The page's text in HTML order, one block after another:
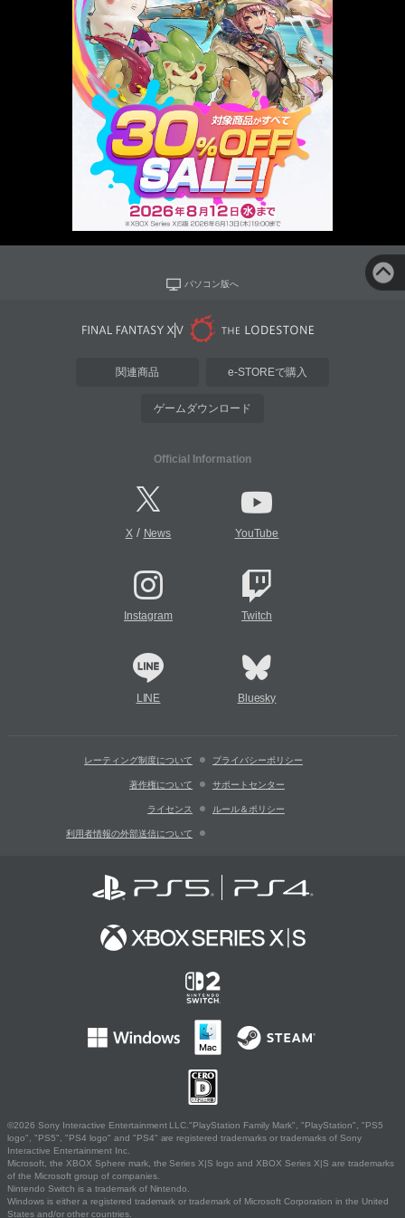
パソコン版へ
関連商品 e-STOREで購入
ゲームダウンロード
Official Information
X/ News YouTube
Instagram Twitch
LINE Bluesky
レーティング制度について プライバシーポリシー
著作権について サポートセンター
ライセンス ルール＆ポリシー
利用者情報の外部送信について
©2026 Sony Interactive Entertainment LLC."PlayStation Family Mark", "PlayStation", "PS5
logo", "PS5", "PS4 logo" and "PS4" are registered trademarks or trademarks of Sony
Interactive Entertainment Inc.
Microsoft, the XBOX Sphere mark, the Series X|S logo and XBOX Series X|S are trademarks
of the Microsoft group of companies.
Nintendo Switch is a trademark of Nintendo.
Windows is either a registered trademark or trademark of Microsoft Corporation in the United
States and/or other countries.